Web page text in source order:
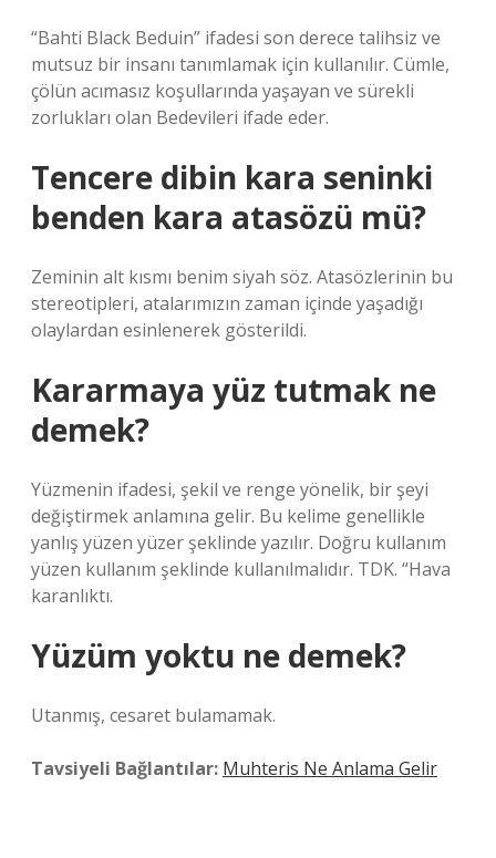
“Bahti Black Beduin” ifadesi son derece talihsiz ve
mutsuz bir insanı tanımlamak için kullanılır. Cümle,
çölün acımasız koşullarında yaşayan ve sürekli
zorlukları olan Bedevileri ifade eder.
Tencere dibin kara seninki
benden kara atasözü mü?
Zeminin alt kısmı benim siyah söz. Atasözlerinin bu
stereotipleri, atalarımızın zaman içinde yaşadığı
olaylardan esinlenerek gösterildi.
Kararmaya yüz tutmak ne
demek?
Yüzmenin ifadesi, şekil ve renge yönelik, bir şeyi
değiştirmek anlamına gelir. Bu kelime genellikle
yanlış yüzen yüzer şeklinde yazılır. Doğru kullanım
yüzen kullanım şeklinde kullanılmalıdır. TDK. “Hava
karanlıktı.
Yüzüm yoktu ne demek?
Utanmış, cesaret bulamamak.
Tavsiyeli Bağlantılar: Muhteris Ne Anlama Gelir